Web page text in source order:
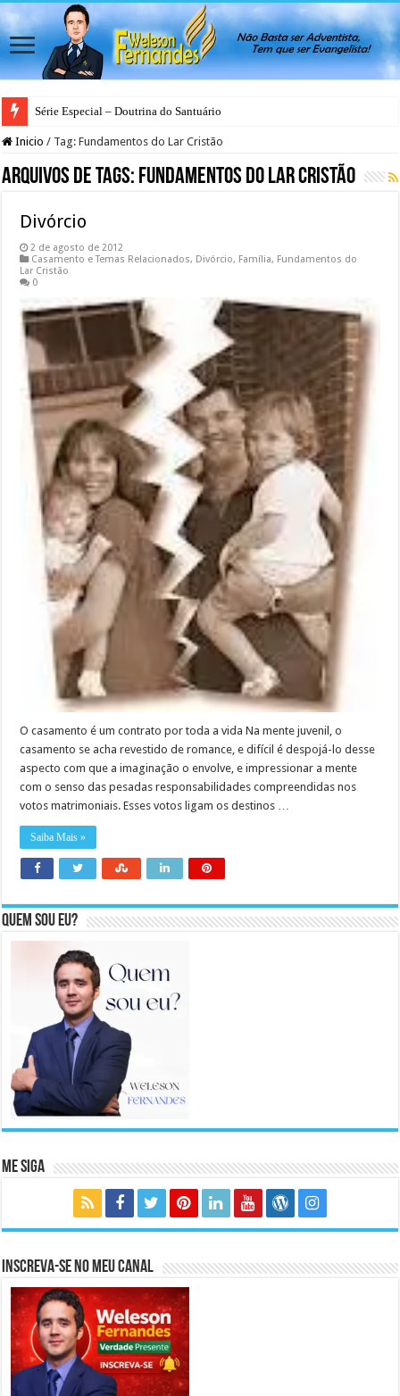
Série Especial – Doutrina do Santuário
Antes da Porta se Fechar: A Mensagem Profética do Santuário Celestial
Inicio / Tag:Fundamentos do Lar Cristão
Arquivos de Tags: Fundamentos do Lar Cristão
Divórcio
2 de agosto de 2012
Casamento e Temas Relacionados, Divórcio, Família, Fundamentos do
Lar Cristão
0
O casamento é um contrato por toda a vida Na mente juvenil, o
casamento se acha revestido de romance, e difícil é despojá-lo desse
aspecto com que a imaginação o envolve, e impressionar a mente
com o senso das pesadas responsabilidades compreendidas nos
votos matrimoniais. Esses votos ligam os destinos …
Saiba Mais »
Quem sou eu?
Me Siga
Inscreva-se no meu canal